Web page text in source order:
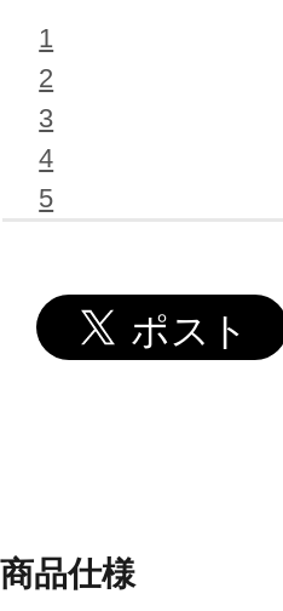
1
2
3
4
5
商品仕様